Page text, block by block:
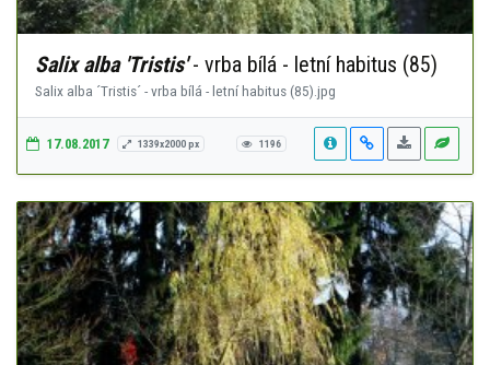
Salix alba 'Tristis'- vrba bílá - letní habitus (85)
Salix alba ´Tristis´ - vrba bílá - letní habitus (85).jpg
17.08.2017 1339x2000 px 1196